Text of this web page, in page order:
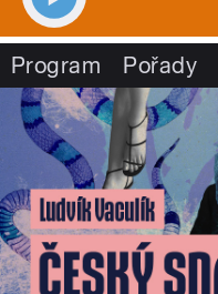
Program Pořady